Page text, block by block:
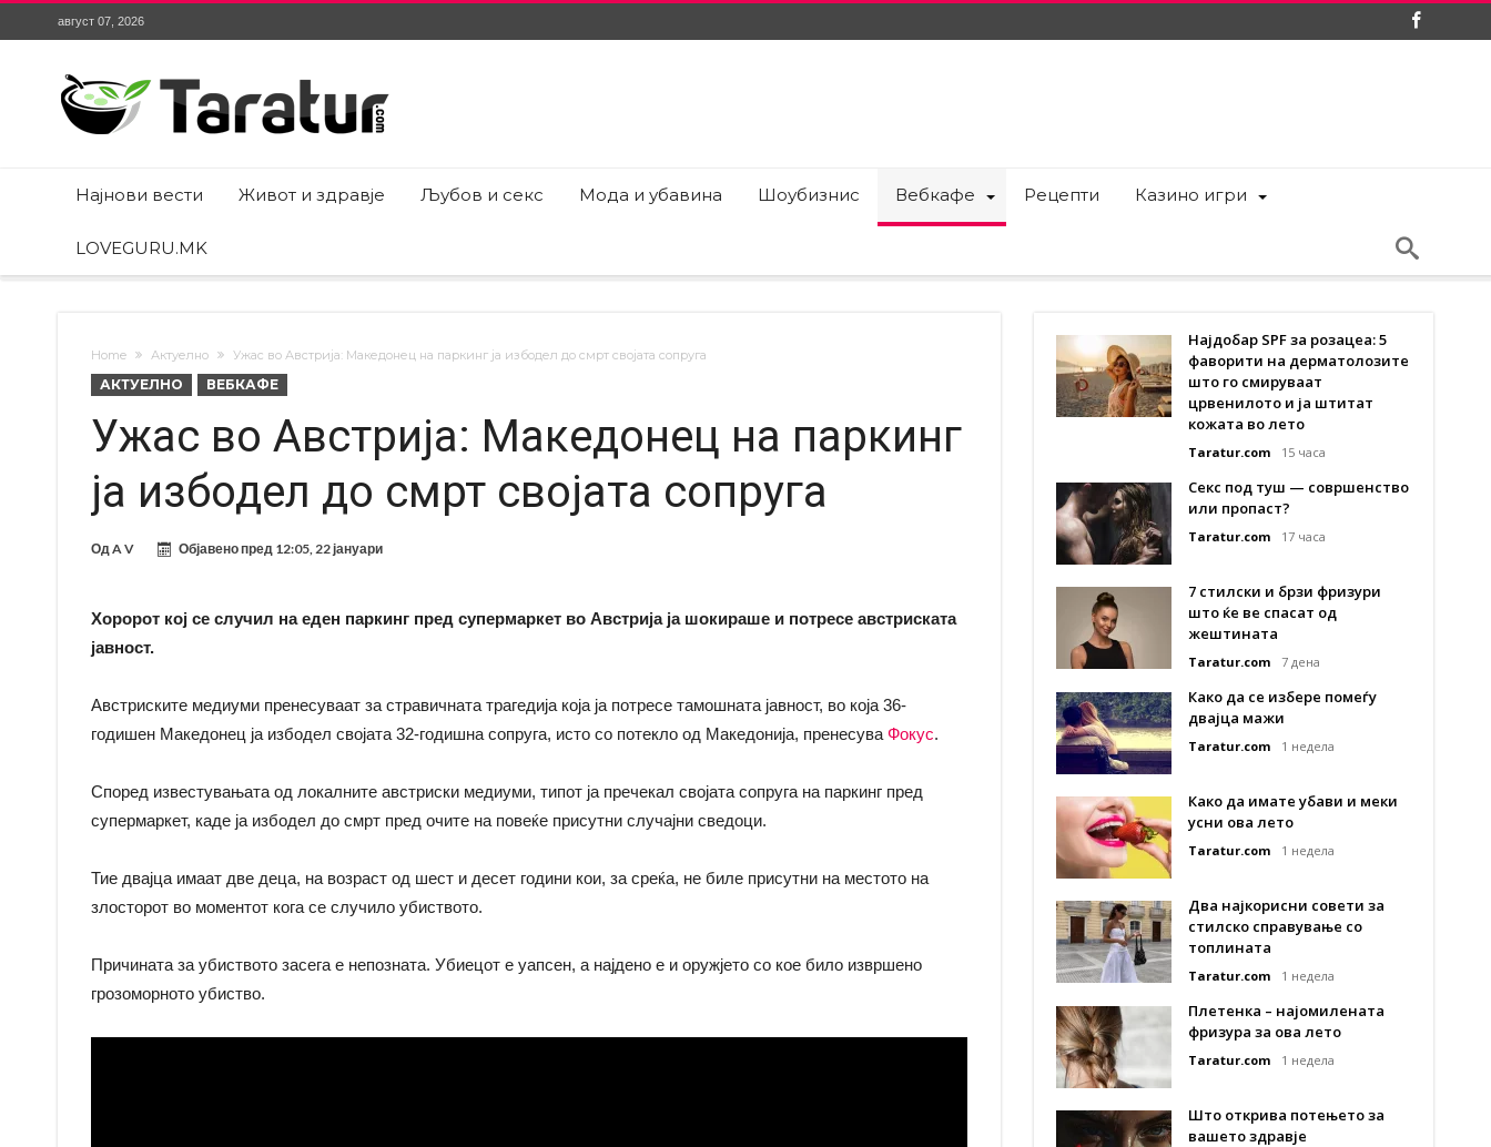
август 07, 2026
Најнови вести Живот и здравје Љубов и секс Мода и убавина Шоубизнис Вебкафе Рецепти Казино игри
LOVEGURU.MK
Home Актуелно Ужас во Австрија: Македонец на паркинг ја избодел до смрт својата сопруга
АКТУЕЛНО ВЕБКАФЕ
Ужас во Австрија: Македонец на паркинг
ја избодел до смрт својата сопруга
ОдA V Објавено пред 12:05, 22 јануари
Хоророт кој се случил на еден паркинг пред супермаркет во Австрија ја шокираше и потресе австриската
јавност.
Австриските медиуми пренесуваат за стравичната трагедија која ја потресе тамошната јавност, во која 36-
годишен Македонец ја избодел својата 32-годишна сопруга, исто со потекло од Македонија, пренесува Фокус.
Според известувањата од локалните австриски медиуми, типот ја пречекал својата сопруга на паркинг пред
супермаркет, каде ја избодел до смрт пред очите на повеќе присутни случајни сведоци.
Тие двајца имаат две деца, на возраст од шест и десет години кои, за среќа, не биле присутни на местото на
злосторот во моментот кога се случило убиството.
Причината за убиството засега е непозната. Убиецот е уапсен, а најдено е и оружјето со кое било извршено
грозоморното убиство.
Најдобар SPF за розацеа: 5
фаворити на дерматолозите
што го смируваат
црвенилото и ја штитат
кожата во лето
Taratur.com 15 часа
Секс под туш — совршенство
или пропаст?
Taratur.com 17 часа
7 стилски и брзи фризури
што ќе ве спасат од
жештината
Taratur.com 7 дена
Како да се избере помеѓу
двајца мажи
Taratur.com 1 недела
Како да имате убави и меки
усни ова лето
Taratur.com 1 недела
Два најкорисни совети за
стилско справување со
топлината
Taratur.com 1 недела
Плетенка – најомилената
фризура за ова лето
Taratur.com 1 недела
Што открива потењето за
вашето здравје